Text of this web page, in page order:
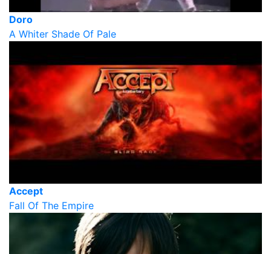
Doro
A Whiter Shade Of Pale
Accept
Fall Of The Empire